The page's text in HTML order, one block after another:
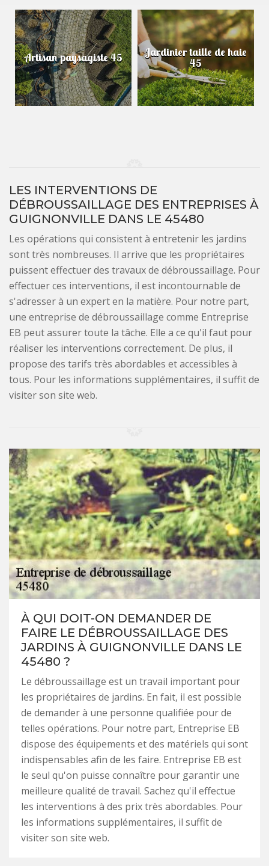
Artisan paysagiste 45 Jardinier taille de haie
45
LES INTERVENTIONS DE
DÉBROUSSAILLAGE DES ENTREPRISES À
GUIGNONVILLE DANS LE 45480
Les opérations qui consistent à entretenir les jardins
sont très nombreuses. Il arrive que les propriétaires
puissent effectuer des travaux de débroussaillage. Pour
effectuer ces interventions, il est incontournable de
s'adresser à un expert en la matière. Pour notre part,
une entreprise de débroussaillage comme Entreprise
EB peut assurer toute la tâche. Elle a ce qu'il faut pour
réaliser les interventions correctement. De plus, il
propose des tarifs très abordables et accessibles à
tous. Pour les informations supplémentaires, il suffit de
visiter son site web.
À QUI DOIT-ON DEMANDER DE
FAIRE LE DÉBROUSSAILLAGE DES
JARDINS À GUIGNONVILLE DANS LE
45480 ?
Le débroussaillage est un travail important pour
les propriétaires de jardins. En fait, il est possible
de demander à une personne qualifiée pour de
telles opérations. Pour notre part, Entreprise EB
dispose des équipements et des matériels qui sont
indispensables afin de les faire. Entreprise EB est
le seul qu'on puisse connaître pour garantir une
meilleure qualité de travail. Sachez qu'il effectue
les interventions à des prix très abordables. Pour
les informations supplémentaires, il suffit de
visiter son site web.